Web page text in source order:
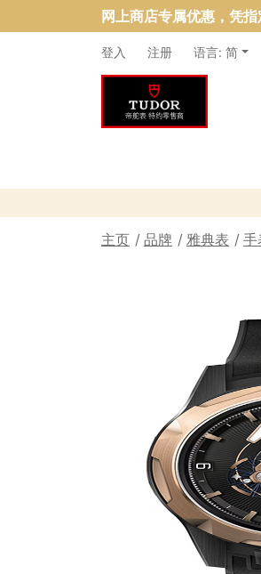
网上商店专属优惠，凭
登入 注册 语言: 简
主页 品牌 雅典表 手